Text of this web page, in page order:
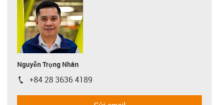
Nguyễn Trọng Nhân
igus-icon-phone
+84 28 3636 4189